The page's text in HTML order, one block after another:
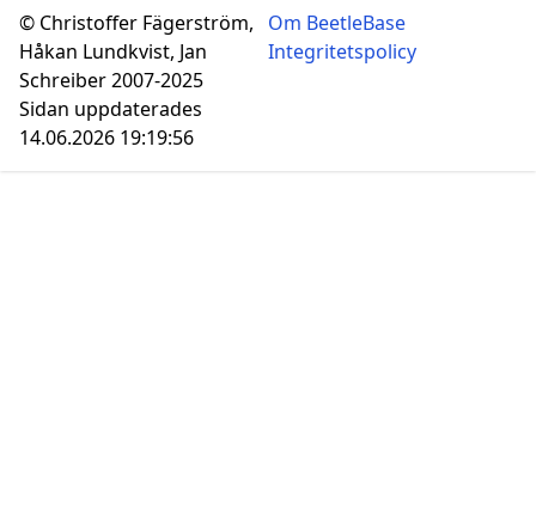
© Christoffer Fägerström,
Håkan Lundkvist, Jan
Schreiber 2007-2025
Sidan uppdaterades
14.06.2026 19:19:56
Om BeetleBase
Integritetspolicy